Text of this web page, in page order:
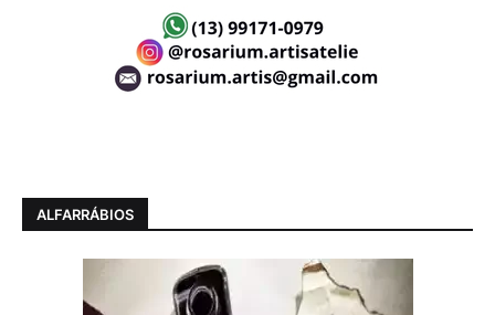
ALFARRÁBIOS